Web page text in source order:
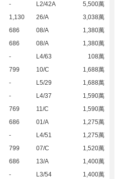
- L2/42A
5,500萬
1,130 26/A
3,038萬
686 08/A
1,380萬
686 08/A
1,380萬
- L4/63
108萬
799 10/C
1,688萬
- L5/29
1,688萬
- L4/37
1,590萬
769 11/C
1,590萬
686 01/A
1,275萬
- L4/51
1,275萬
799 07/C
1,520萬
686 13/A
1,400萬
- L3/54
1,400萬